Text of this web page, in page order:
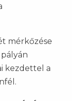
mérkőzése
kezdettel a